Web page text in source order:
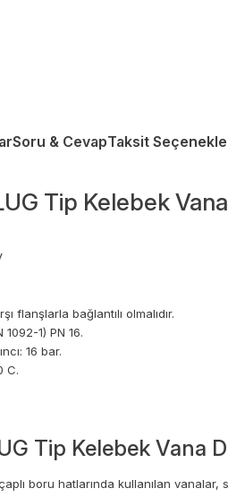
Soru & CevapTaksit
Tip Kelebek
flanşlarla bağlantılı olmalıdır.
1092-1) PN 16.
16 bar.
C.
Tip Kelebek Vana
boru hatlarında kullanılan